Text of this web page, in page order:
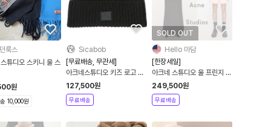
룩스
튜디오 스키니 울 스
원
10,000원
Sicabob
[무료배송, 무관세]
아크네스튜디오 키즈 로고 울
비니 블랙
127,500원
무료배송
SOLD OUT
Hello 마담
[한장세일]
아크네 스튜디오 울 프린지 스
카프 파우더 블루 멜란지 |
ACNE STUDIOS
249,500원
무료배송